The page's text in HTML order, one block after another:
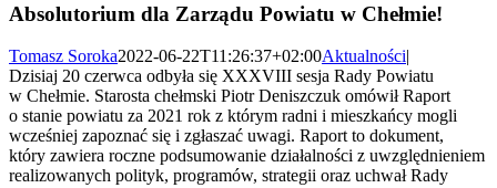
Absolutorium dla Zarządu Powiatu w Chełmie!
Tomasz Soroka2022-06-22T11:26:37+02:00Aktualności|
Dzisiaj 20 czerwca odbyła się XXXVIII sesja Rady Powiatu
w Chełmie. Starosta chełmski Piotr Deniszczuk omówił Raport
o stanie powiatu za 2021 rok z którym radni i mieszkańcy mogli
wcześniej zapoznać się i zgłaszać uwagi. Raport to dokument,
który zawiera roczne podsumowanie działalności z uwzględnieniem
realizowanych polityk, programów, strategii oraz uchwał Rady